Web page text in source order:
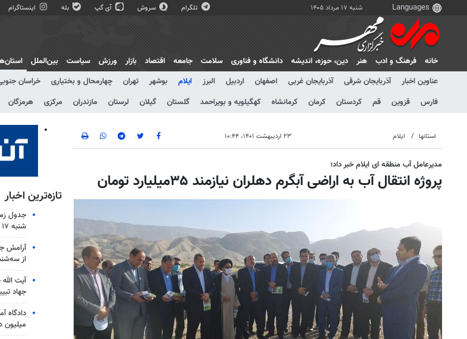
شنبه ۱۷ مرداد ۱۴۰۵ تلگرام سروش آی گپ بله اینستاگرام
خانه فرهنگ و ادب هنر دين، حوزه، انديشه دانشگاه و فناوری سلامت جامعه اقتصاد بازار ورزش سیاست بین‌الملل
عناوین اخبار
آذربایجان شرقی آذربایجان غربی اصفهان اردبیل البرز ایلام بوشهر تهران چهارمحال و بختیاری خراسان
فارس
قزوین قم کردستان کرمان کرمانشاه کهگیلویه و بویراحمد گلستان گیلان لرستان مازندران مرکزی هرمزگان
استانها ایلام ۲۳ اردیبهشت ۱۴۰۱، ۱۰:۴۴
مدیرعامل آب منطقه ای ایلام خبر داد؛
پروژه انتقال آب به اراضی آبگرم دهلران نیازمند ۳۵میلیارد تومان
تازه‌ترین اخبار
جدول
شنبه ۱۷ مرداد منتشر شد
آرامش
از
آیت
جهاد
میلیون